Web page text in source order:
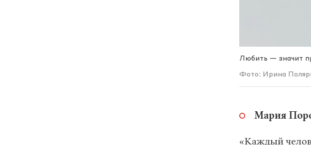
Любить — значит
Фото: Ирина
Мария
«Каждый